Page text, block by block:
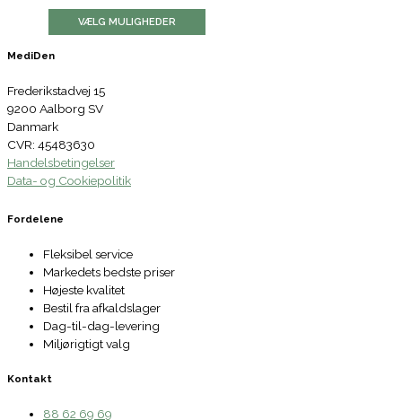
VÆLG MULIGHEDER
MediDen
Frederikstadvej 15
9200 Aalborg SV
Danmark
CVR: 45483630
Handelsbetingelser
Data- og Cookiepolitik
Fordelene
Fleksibel service
Markedets bedste priser
Højeste kvalitet
Bestil fra afkaldslager
Dag-til-dag-levering
Miljørigtigt valg
Kontakt
88 62 69 69